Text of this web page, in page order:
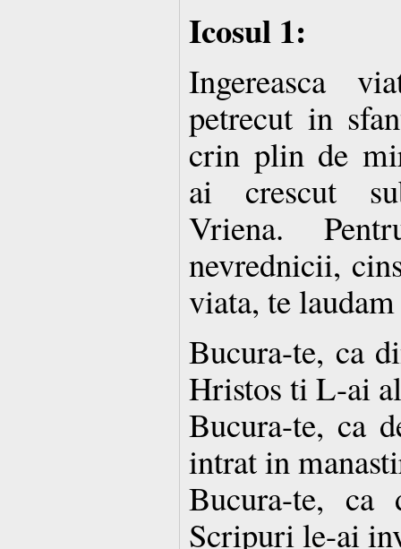
Icosul 1:
Ingereasca
petrecut in
crin plin de
ai crescut
Vriena.
nevrednicii,
viata, te
Bucura-te, ca
Hristos ti L-ai
Bucura-te, ca
intrat in
Bucura-te, ca
Scripuri le-ai